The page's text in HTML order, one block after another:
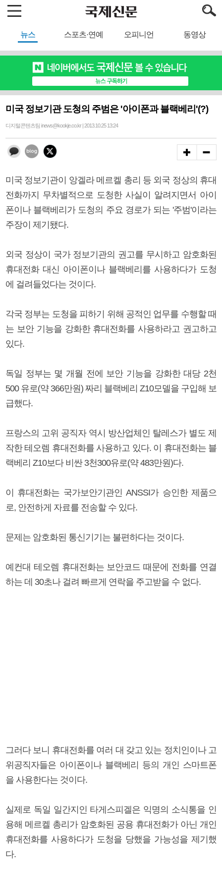
뉴스 스포츠·연예 오피니언 동영상
미국 정보기관 도청의 주범은 '아이폰과 블랙베리'(?)
디지털콘텐츠팀 inews@kookje.co.kr | 2013.10.25 13:24
미국 정보기관이 앙겔라 메르켈 총리 등 외국 정상의 휴대
전화까지 무차별적으로 도청한 사실이 알려지면서 아이
폰이나 블랙베리가 도청의 주요 경로가 되는 '주범'이라는
주장이 제기됐다.
외국 정상이 국가 정보기관의 권고를 무시하고 암호화된
휴대전화 대신 아이폰이나 블랙베리를 사용하다가 도청
에 걸려들었다는 것이다.
각국 정부는 도청을 피하기 위해 공적인 업무를 수행할 때
는 보안 기능을 강화한 휴대전화를 사용하라고 권고하고
있다.
독일 정부는 몇 개월 전에 보안 기능을 강화한 대당 2천
500 유로(약 366만원) 짜리 블랙베리 Z10모델을 구입해 보
급했다.
프랑스의 고위 공직자 역시 방산업체인 탈레스가 별도 제
작한 테오렘 휴대전화를 사용하고 있다. 이 휴대전화는 블
랙베리 Z10보다 비싼 3천300유로(약 483만원)다.
이 휴대전화는 국가보안기관인 ANSSI가 승인한 제품으
로, 안전하게 자료를 전송할 수 있다.
문제는 암호화된 통신기기는 불편하다는 것이다.
예컨대 테오렘 휴대전화는 보안코드 때문에 전화를 연결
하는 데 30초나 걸려 빠르게 연락을 주고받을 수 없다.
그러다 보니 휴대전화를 여러 대 갖고 있는 정치인이나 고
위공직자들은 아이폰이나 블랙베리 등의 개인 스마트폰
을 사용한다는 것이다.
실제로 독일 일간지인 타게스피겔은 익명의 소식통을 인
용해 메르켈 총리가 암호화된 공용 휴대전화가 아닌 개인
휴대전화를 사용하다가 도청을 당했을 가능성을 제기했
다.